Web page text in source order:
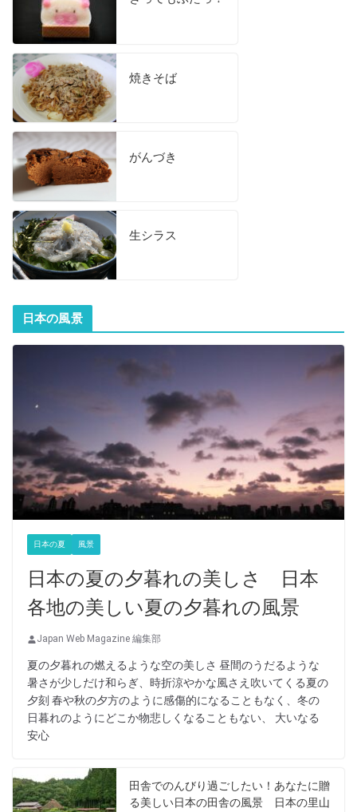
焼きそば
がんづき
生シラス
日本の風景
日本の夏 風景
日本の夏の夕暮れの美しさ 日本
各地の美しい夏の夕暮れの風景
Japan Web Magazine 編集部
夏の夕暮れの燃えるような空の美しさ 昼間のうだるような
暑さが少しだけ和らぎ、時折涼やかな風さえ吹いてくる夏の
夕刻 春や秋の夕方のように感傷的になることもなく、冬の
日暮れのようにどこか物悲しくなることもない、 大いなる
安心
田舎でのんびり過ごしたい！あなたに贈
る美しい日本の田舎の風景 日本の里山